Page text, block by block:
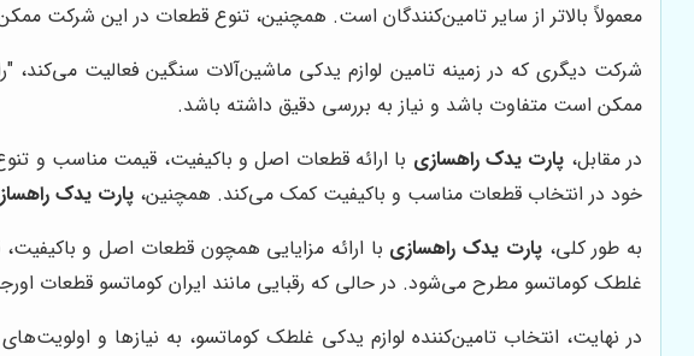
معمولاً بالاتر از سایر تامین‌کنندگان است. همچنین، تنوع قطعات در این شرکت
شرکت دیگری که در زمینه تامین لوازم یدکی ماشین‌آلات سنگین فعالیت
ممکن است متفاوت باشد و نیاز به بررسی دقیق داشته باشد.
در مقابل، پارت یدک راهسازی با ارائه قطعات اصل و باکیفیت، قیمت مناسب و
خود در انتخاب قطعات مناسب و باکیفیت کمک می‌کند. همچنین، پارت یدک
به طور کلی،پارت یدک راهسازی با ارائه مزایایی همچون قطعات اصل و
غلطک کوماتسو مطرح می‌شود. در حالی که رقبایی مانند ایران کوماتسو قطعات
در نهایت، انتخاب تامین‌کننده لوازم یدکی غلطک کوماتسو، به نیازها و